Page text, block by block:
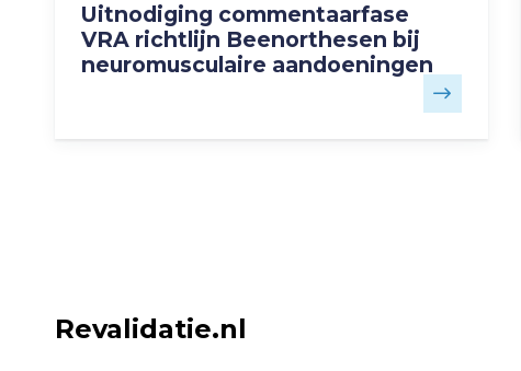
Uitnodiging commentaarfase
VRA richtlijn Beenorthesen bij
neuromusculaire aandoeningen
Revalidatie.nl